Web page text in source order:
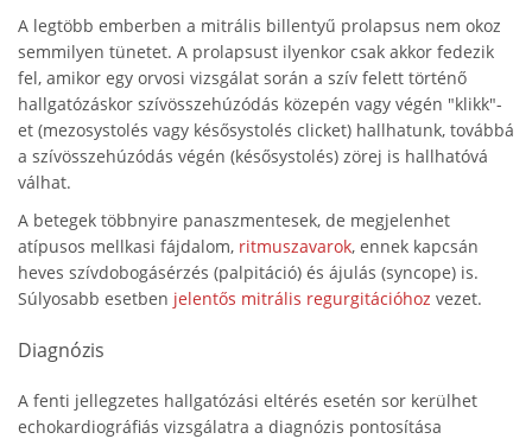
A legtöbb emberben a mitrális billentyű prolapsus nem okoz
semmilyen tünetet. A prolapsust ilyenkor csak akkor fedezik
fel, amikor egy orvosi vizsgálat során a szív felett történő
hallgatózáskor szívösszehúzódás közepén vagy végén "klikk"-
et (mezosystolés vagy késősystolés clicket) hallhatunk, továbbá
a szívösszehúzódás végén (késősystolés) zörej is hallhatóvá
válhat.
A betegek többnyire panaszmentesek, de megjelenhet
atípusos mellkasi fájdalom, ritmuszavarok, ennek kapcsán
heves szívdobogásérzés (palpitáció) és ájulás (syncope) is.
Súlyosabb esetben jelentős mitrális regurgitációhoz vezet.
Diagnózis
A fenti jellegzetes hallgatózási eltérés esetén sor kerülhet
echokardiográfiás vizsgálatra a diagnózis pontosítása